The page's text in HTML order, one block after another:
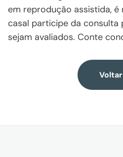
em reprodução assistida, é
casal participe da consulta
sejam avaliados. Conte
Voltar